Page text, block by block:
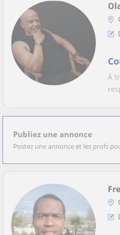
À
Publiez une annonce
Postez une annonce et les profs